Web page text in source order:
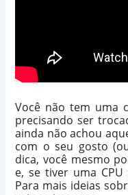
Você não tem uma
precisando ser
ainda não achou
com o seu gosto
dica, você mesmo
e, se tiver uma
Para mais ideias